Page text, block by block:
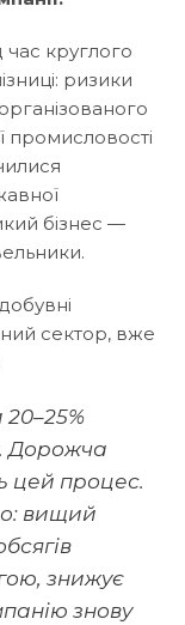
час круглого
ризики
промисловості
бізнес —
сектор, вже
Дорожча
цей процес.
вищий
знижує
знову